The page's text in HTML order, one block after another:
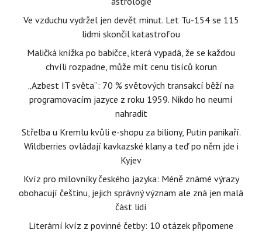
Ve vzduchu vydržel jen devět minut. Let Tu-154 se 115
lidmi skončil katastrofou
Maličká knížka po babičce, která vypadá, že se každou
chvíli rozpadne, může mít cenu tisíců korun
„Azbest IT světa“: 70 % světových transakcí běží na
programovacím jazyce z roku 1959. Nikdo ho neumí
nahradit
Střelba u Kremlu kvůli e-shopu za biliony, Putin panikaří.
Wildberries ovládají kavkazské klany a teď po něm jde i
Kyjev
Kvíz pro milovníky českého jazyka: Méně známé výrazy
obohacují češtinu, jejich správný význam ale zná jen malá
část lidí
Literární kvíz z povinné četby: 10 otázek připomene